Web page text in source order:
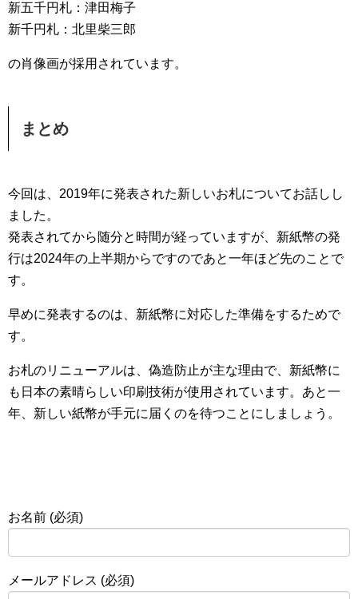
新五千円札：津田梅子
新千円札：北里柴三郎
の肖像画が採用されています。
まとめ
今回は、2019年に発表された新しいお札についてお話しし
ました。
発表されてから随分と時間が経っていますが、新紙幣の発
行は2024年の上半期からですのであと一年ほど先のことで
す。
早めに発表するのは、新紙幣に対応した準備をするためで
す。
お札のリニューアルは、偽造防止が主な理由で、新紙幣に
も日本の素晴らしい印刷技術が使用されています。あと一
年、新しい紙幣が手元に届くのを待つことにしましょう。
お名前 (必須)
メールアドレス (必須)